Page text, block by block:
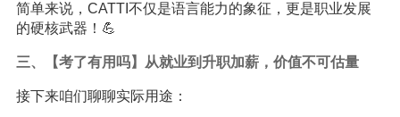
简单来说，CATTI不仅是语言能力的象征，更是职业发展
的硬核武器！💪
三、【考了有用吗】从就业到升职加薪，价值不可估量
接下来咱们聊聊实际用途：